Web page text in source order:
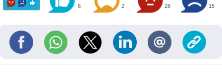
6 2 28 15